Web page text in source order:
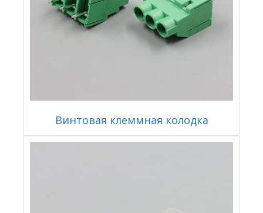
Винтовая клеммная колодка